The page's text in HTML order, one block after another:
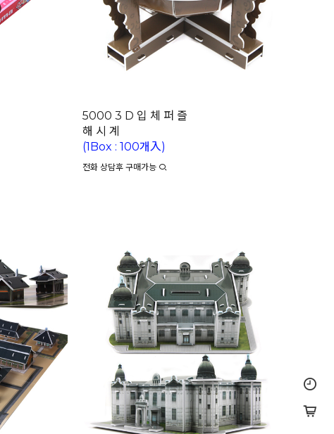
5000 3 D 입 체 퍼 즐
해 시 계
(1Box : 100개入)
전화 상담후 구매가능